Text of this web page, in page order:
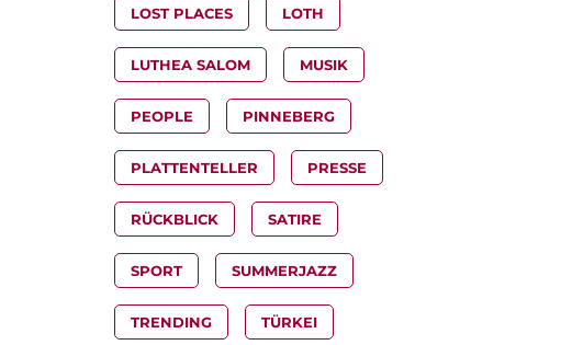
LOST PLACES LOTH
LUTHEA SALOM MUSIK
PEOPLE PINNEBERG
PLATTENTELLER PRESSE
RÜCKBLICK SATIRE
SPORT SUMMERJAZZ
TRENDING TÜRKEI